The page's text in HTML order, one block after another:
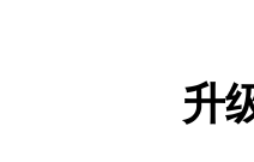
升